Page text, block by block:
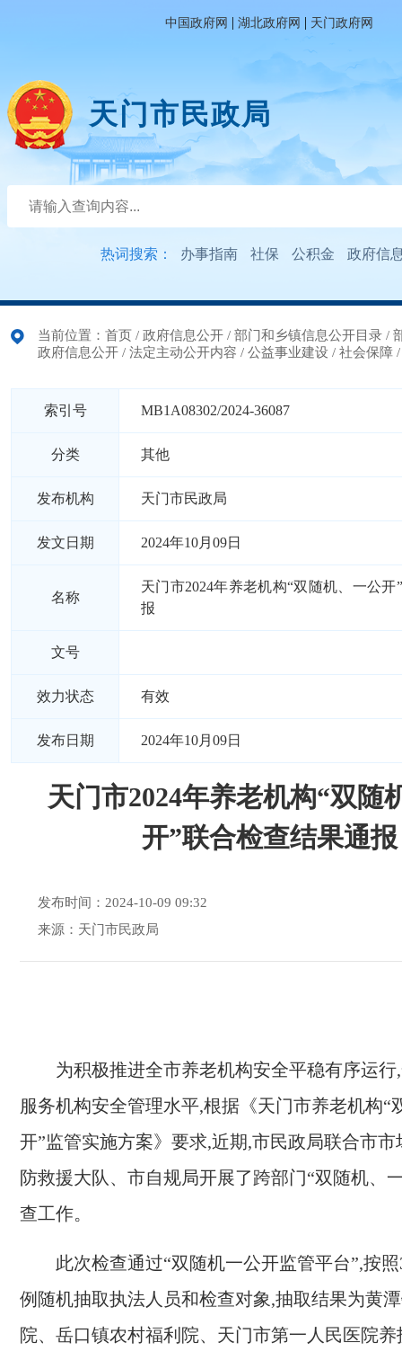
中国政府网 | 湖北政府网 | 天门政府网
天门市民政局
热词搜索： 办事指南 社保 公积金 政府信
当前位置： 首页 / 政府信息公开 / 部门和乡镇信息公开目录 /
政府信息公开 / 法定主动公开内容 / 公益事业建设 / 社会保障
索引号 MB1A08302/2024-36087
分类 其他
发布机构 天门市民政局
发文日期 2024年10月09日
名称
天门市2024年养老机构“双随机、一公开
报
文号
效力状态 有效
发布日期 2024年10月09日
天门市2024年养老机构“双随
开”联合检查结果通报
发布时间：2024-10-09 09:32
来源：天门市民政局
为积极推进全市养老机构安全平稳有序运行,
服务机构安全管理水平,根据 《天门市养老机构“
开”监管实施方案》要求,近期,市民政局联合市市
防救援大队、市自规局开展了跨部门“双随机、
查工作。
此次检查通过“双随机一公开监管平台”,按照
例 随机抽取执法人员和检查对象,抽取结果为黄潭
院、 岳口镇农村福利院、 天门市第一人民医院养